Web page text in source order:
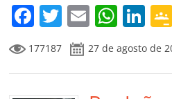
F
a
c
e
T
w
itt
er
E
m
ai
l
W
at
s
Li
n
k
e
177187 27 de agosto de